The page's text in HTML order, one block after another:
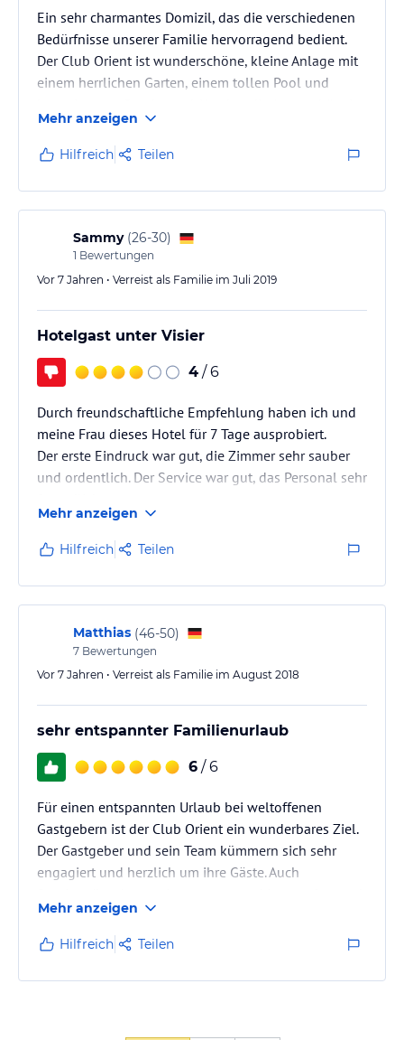
Ein sehr charmantes Domizil, das die verschiedenen
Bedürfnisse unserer Familie hervorragend bedient.
Der Club Orient ist wunderschöne, kleine Anlage mit
einem herrlichen Garten, einem tollen Pool und
der Anlage mit seinen aufmerksamen und
freundlichen Mitarbeitern sowie relaxten,
weltoffenen Gästen sehr gut gefallen. Wir kommen
gerne wieder.
Mehr anzeigen
Hilfreich Teilen
Sammy (26-30)
1 Bewertungen
Vor 7 Jahren • Verreist als Familie im Juli 2019
Hotelgast unter Visier
4 / 6
Durch freundschaftliche Empfehlung haben ich und
meine Frau dieses Hotel für 7 Tage ausprobiert.
Der erste Eindruck war gut, die Zimmer sehr sauber
und ordentlich. Der Service war gut, das Personal sehr
Die Gäste die aus Deutschland waren recht freundlich
und cool.
Die Türkischen Einheimschen eher nicht, sehr
hochnässiges Klientel das dort Urlaub macht.
Es störte mich sehr das Hotel ein Politisches
Statement abgeben wollte, überall waren Atatürk
Bilder selbst das Personal trug immer Shirts mit…
Mehr anzeigen
Hilfreich Teilen
Matthias (46-50)
7 Bewertungen
Vor 7 Jahren • Verreist als Familie im August 2018
sehr entspannter Familienurlaub
6 / 6
Für einen entspannten Urlaub bei weltoffenen
Gastgebern ist der Club Orient ein wunderbares Ziel.
Der Gastgeber und sein Team kümmern sich sehr
engagiert und herzlich um ihre Gäste. Auch
problemlos erfüllt. Die Anlage ist wunderschön und
ansprechend gestaltet. Es bereitet Freude durch den
üppigen, schattigen Garten zu flanieren. Der Club
Orient liegt direkt am hoteleigenen Sandstrand an
Mehr anzeigen
Hilfreich Teilen